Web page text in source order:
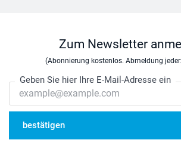
Zum Newsletter
(Abonnierung kostenlos. Abmeldung
Geben Sie hier Ihre E-Mail-Adresse ein
bestätigen